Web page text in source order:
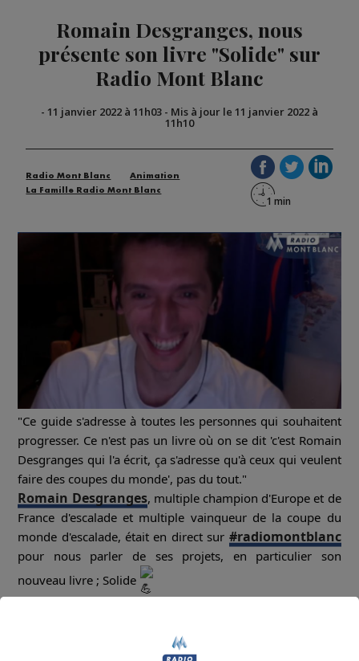
Romain Desgranges, nous
présente son livre "Solide" sur
Radio Mont Blanc
- 11 janvier 2022 à 11h03 - Mis à jour le 11 janvier 2022 à
11h10
Radio Mont Blanc
Animation
La Famille Radio Mont Blanc
"Ce guide s'adresse à toutes les personnes qui souhaitent
progresser. Ce n'est pas un livre où on se dit 'c'est Romain
Desgranges qui l'a écrit, ça s'adresse qu'à ceux qui veulent
faire des coupes du monde', pas du tout."
Romain Desgranges, multiple champion d'Europe et de
France d'escalade et multiple vainqueur de la coupe du
monde d'escalade, était en direct sur #radiomontblanc
pour nous parler de ses projets, en particulier son
nouveau livre ; Solide